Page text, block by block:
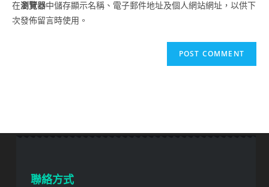
在瀏覽器中儲存顯示名稱、電子郵件地址及個人網站網址，以供下
次發佈留言時使用。
聯絡方式